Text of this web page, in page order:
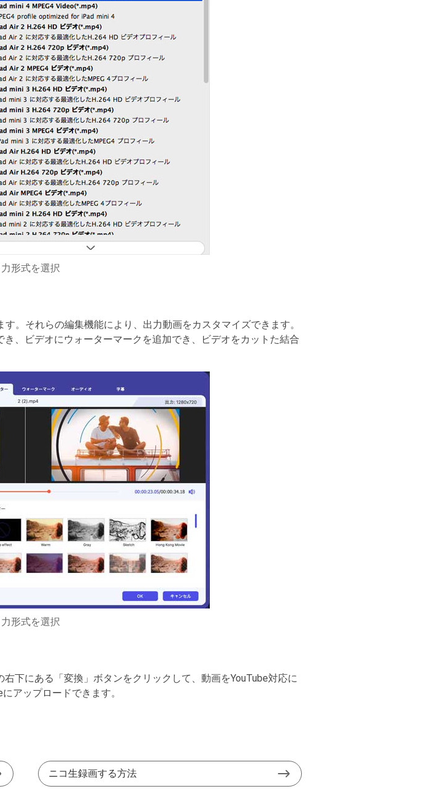
形式を選択
。それらの編集機能により、出力動画をカスタマイズできます。
、ビデオにウォーターマークを追加でき、ビデオをカットた結合
形式を選択
下にある「変換」ボタンをクリックして、動画をYouTube対応に
アップロードできます。
ニコ生録画する方法